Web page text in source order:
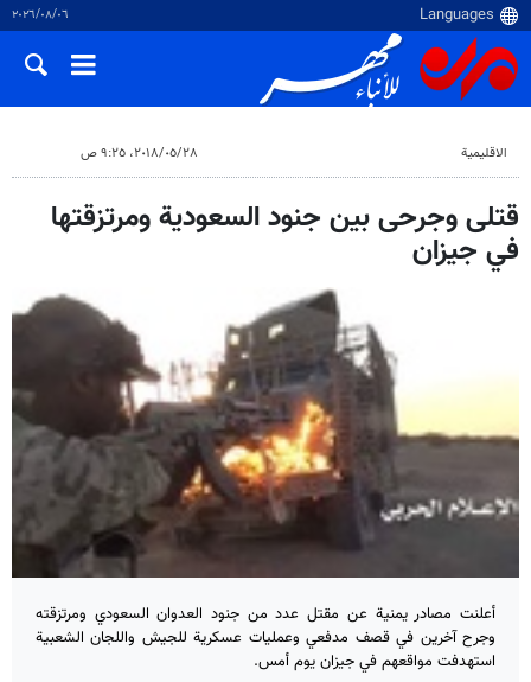
٠٦‏/٠٨‏/٢٠٢٦
الاقلیمیة ٢٨‏/٠٥‏/٢٠١٨، ٩:٢٥ ص
قتلى وجرحى بين جنود السعودية ومرتزقتها
في جيزان
أعلنت مصادر يمنية عن مقتل عدد من جنود العدوان السعودي ومرتزقته
وجرح آخرين في قصف مدفعي وعمليات عسكرية للجيش واللجان الشعبية
استهدفت مواقعهم في جيزان يوم أمس.